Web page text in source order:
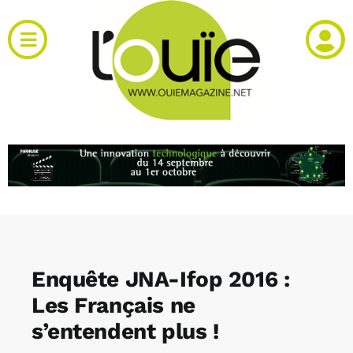
au
contenu
Toggle
Navigation
RH et emploi
Agenda
Enquête JNA-Ifop 2016 :
Les Français ne
s’entendent plus !